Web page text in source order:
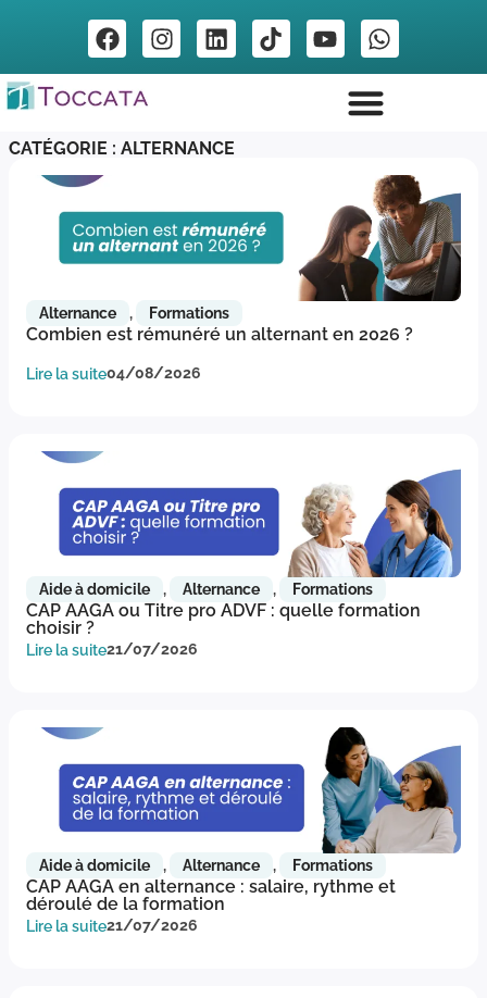
CATÉGORIE : ALTERNANCE
Alternance , Formations
Combien est rémunéré un alternant en 2026 ?
Lire la suite04/08/2026
Aide à domicile , Alternance , Formations
CAP AAGA ou Titre pro ADVF : quelle formation
choisir ?
Lire la suite21/07/2026
Aide à domicile , Alternance , Formations
CAP AAGA en alternance : salaire, rythme et
déroulé de la formation
Lire la suite21/07/2026